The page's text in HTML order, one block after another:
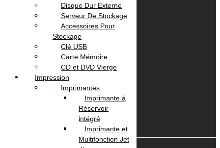
Livraison
Paiement
Votre Compte
Panier
Suivi commande
Disque Dur Externe
Serveur De Stockage
Accessoires Pour
Stockage
Clé USB
Carte Mémoire
CD et DVD Vierge
Impression
Imprimantes
Imprimante à
Réservoir
intégré
Imprimante et
Multifonction Jet